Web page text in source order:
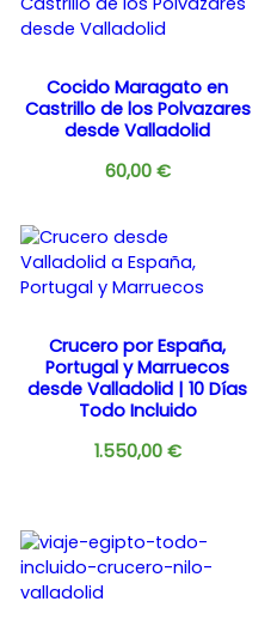
Cocido Maragato en
Castrillo de los Polvazares
desde Valladolid
60,00 €
Crucero por España,
Portugal y Marruecos
desde Valladolid | 10 Días
Todo Incluido
1.550,00 €